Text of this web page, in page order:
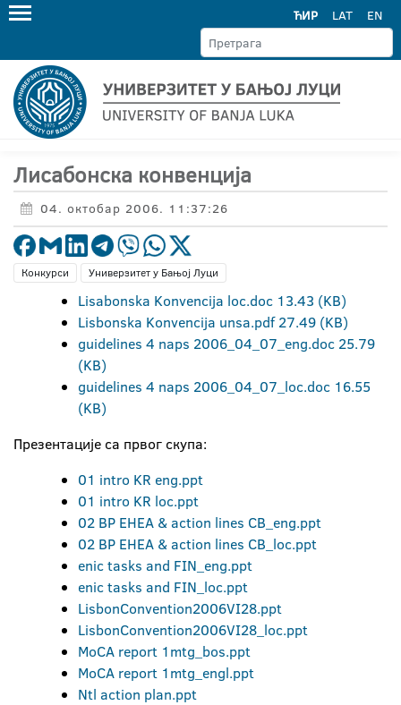
ЋИР LAT EN
Лисабонска конвенција
04. октобар 2006. 11:37:26
Конкурси Универзитет у Бањој Луци
Lisabonska Konvencija loc.doc 13.43 (KB)
Lisbonska Konvencija unsa.pdf 27.49 (KB)
guidelines 4 naps 2006_04_07_eng.doc 25.79
(KB)
guidelines 4 naps 2006_04_07_loc.doc 16.55
(KB)
Презентације са првог скупа:
01 intro KR eng.ppt
01 intro KR loc.ppt
02 BP EHEA & action lines CB_eng.ppt
02 BP EHEA & action lines CB_loc.ppt
enic tasks and FIN_eng.ppt
enic tasks and FIN_loc.ppt
LisbonConvention2006VI28.ppt
LisbonConvention2006VI28_loc.ppt
MoCA report 1mtg_bos.ppt
MoCA report 1mtg_engl.ppt
Ntl action plan.ppt